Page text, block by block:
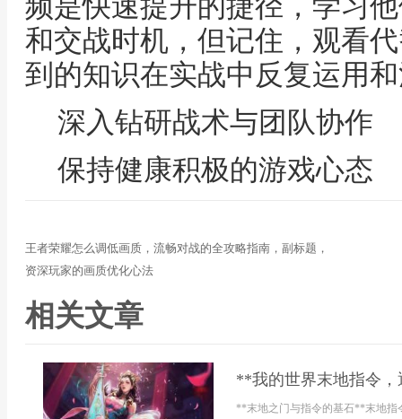
和交战时机，但记住，观看
到的知识在实战中反复运用
深入钻研战术与团队协作
保持健康积极的游戏心态
王者荣耀怎么调低画质，流畅对战的全攻略指南，副标题，
资深玩家的画质优化心法
相关文章
**我的世界末地指令
**末地之门与指令的基石**末地指